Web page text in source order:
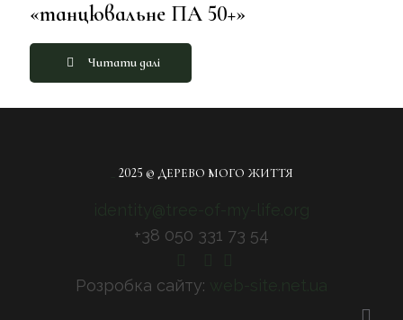
«танцювальне ПА 50+»
Читати далі
2025 © ДЕРЕВО МОГО ЖИТТЯ
+38 050 331 73 54
Розробка сайту: